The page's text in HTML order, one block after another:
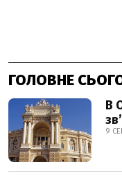
ГОЛОВНЕ
В
9